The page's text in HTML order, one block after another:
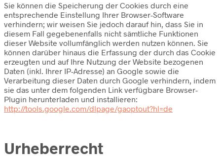
Sie können die Speicherung der Cookies durch eine
entsprechende Einstellung Ihrer Browser-Software
verhindern; wir weisen Sie jedoch darauf hin, dass Sie in
diesem Fall gegebenenfalls nicht sämtliche Funktionen
dieser Website vollumfänglich werden nutzen können. Sie
können darüber hinaus die Erfassung der durch das Cookie
erzeugten und auf Ihre Nutzung der Website bezogenen
Daten (inkl. Ihrer IP-Adresse) an Google sowie die
Verarbeitung dieser Daten durch Google verhindern, indem
sie das unter dem folgenden Link verfügbare Browser-
Plugin herunterladen und installieren:
http://tools.google.com/dlpage/gaoptout?hl=de
Urheberrecht